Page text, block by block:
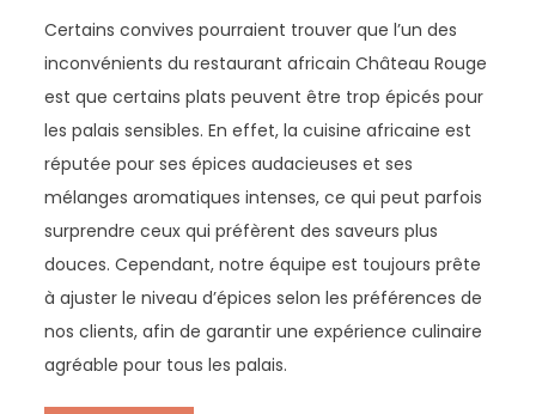
Certains convives pourraient trouver que l’un des
inconvénients du restaurant africain Château Rouge
est que certains plats peuvent être trop épicés pour
les palais sensibles. En effet, la cuisine africaine est
réputée pour ses épices audacieuses et ses
mélanges aromatiques intenses, ce qui peut parfois
surprendre ceux qui préfèrent des saveurs plus
douces. Cependant, notre équipe est toujours prête
à ajuster le niveau d’épices selon les préférences de
nos clients, afin de garantir une expérience culinaire
agréable pour tous les palais.